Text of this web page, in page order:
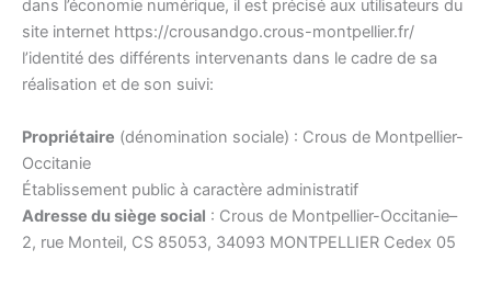
dans l’économie numérique, il est précisé aux utilisateurs du
site internet https://crousandgo.crous-montpellier.fr/
l’identité des différents intervenants dans le cadre de sa
réalisation et de son suivi:
Propriétaire (dénomination sociale) : Crous de Montpellier-
Occitanie
Établissement public à caractère administratif
Adresse du siège social : Crous de Montpellier-Occitanie–
2, rue Monteil, CS 85053, 34093 MONTPELLIER Cedex 05